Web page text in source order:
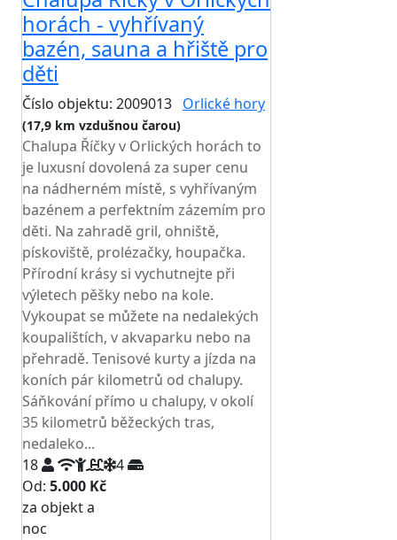
horách - vyhřívaný
bazén, sauna a hřiště pro
děti
Číslo objektu: 2009013 Orlické hory
(17,9 km vzdušnou čarou)
Chalupa Říčky v Orlických horách to
je luxusní dovolená za super cenu
na nádherném místě, s vyhřívaným
bazénem a perfektním zázemím pro
děti. Na zahradě gril, ohniště,
pískoviště, prolézačky, houpačka.
Přírodní krásy si vychutnejte při
výletech pěšky nebo na kole.
Vykoupat se můžete na nedalekých
koupalištích, v akvaparku nebo na
přehradě. Tenisové kurty a jízda na
koních pár kilometrů od chalupy.
Sáňkování přímo u chalupy, v okolí
35 kilometrů běžeckých tras,
nedaleko...
18
4
Od: 5.000 Kč
za objekt a
noc